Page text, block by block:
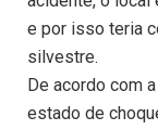
e por isso teria
silvestre.
De acordo com
estado de